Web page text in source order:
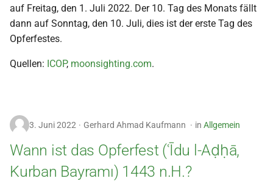
auf Freitag, den 1. Juli 2022. Der 10. Tag des Monats fällt
dann auf Sonntag, den 10. Juli, dies ist der erste Tag des
Opferfestes.
Quellen: ICOP, moonsighting.com.
3. Juni 2022 Gerhard Ahmad Kaufmann in Allgemein
Wann ist das Opferfest (ʿĪdu l-Aḍḥā,
Kurban Bayramı) 1443 n.H.?